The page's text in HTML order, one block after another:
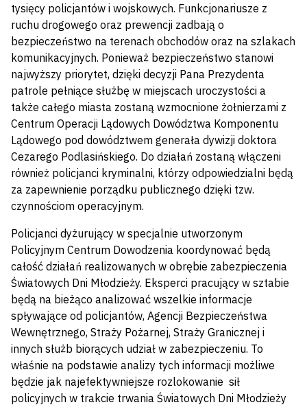
tysięcy policjantów i wojskowych. Funkcjonariusze z
ruchu drogowego oraz prewencji zadbają o
bezpieczeństwo na terenach obchodów oraz na szlakach
komunikacyjnych. Ponieważ bezpieczeństwo stanowi
najwyższy priorytet, dzięki decyzji Pana Prezydenta
patrole pełniące służbę w miejscach uroczystości a
także całego miasta zostaną wzmocnione żołnierzami z
Centrum Operacji Lądowych Dowództwa Komponentu
Lądowego pod dowództwem generała dywizji doktora
Cezarego Podlasińskiego. Do działań zostaną włączeni
również policjanci kryminalni, którzy odpowiedzialni będą
za zapewnienie porządku publicznego dzięki tzw.
czynnościom operacyjnym.
Policjanci dyżurujący w specjalnie utworzonym
Policyjnym Centrum Dowodzenia koordynować będą
całość działań realizowanych w obrębie zabezpieczenia
Światowych Dni Młodzieży. Eksperci pracujący w sztabie
będą na bieżąco analizować wszelkie informacje
spływające od policjantów, Agencji Bezpieczeństwa
Wewnętrznego, Straży Pożarnej, Straży Granicznej i
innych służb biorących udział w zabezpieczeniu. To
właśnie na podstawie analizy tych informacji możliwe
będzie jak najefektywniejsze rozlokowanie sił
policyjnych w trakcie trwania Światowych Dni Młodzieży